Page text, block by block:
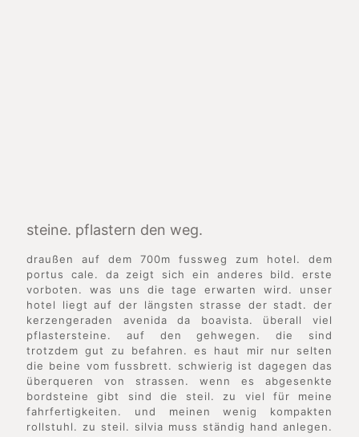
steine. pflastern den weg.
draußen auf dem 700m fussweg zum hotel. dem
portus cale. da zeigt sich ein anderes bild. erste
vorboten. was uns die tage erwarten wird. unser
hotel liegt auf der längsten strasse der stadt. der
kerzengeraden avenida da boavista. überall viel
pflastersteine. auf den gehwegen. die sind
trotzdem gut zu befahren. es haut mir nur selten
die beine vom fussbrett. schwierig ist dagegen das
überqueren von strassen. wenn es abgesenkte
bordsteine gibt sind die steil. zu viel für meine
fahrfertigkeiten. und meinen wenig kompakten
rollstuhl. zu steil. silvia muss ständig hand anlegen.